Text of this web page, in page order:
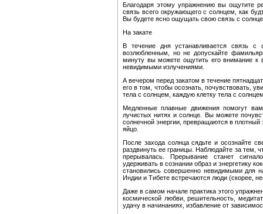
Благодаря этому упражнению вы ощутите
связь всего окружающего с солнцем, как
Вы будете ясно ощущать свою связь с
На закате
В течение дня устанавливается связь
возлюбленным, но не допускайте
минуту вы можете ощутить его внимание к
невидимыми излучениями.
А вечером перед закатом в течение
его в том, чтобы осознать, почувствовать,
тела с солнцем, каждую клетку тела с
Медленные плавные движения помогут
лучистых нитях и солнце. Вы можете
солнечной энергии, превращаются в
яйцо.
После захода солнца сядьте и осознайте
раздвинуть ее границы. Наблюдайте за тем,
прерывалась. Прерывание станет
удерживать в сознании образ и энергетику
становились совершенно невидимыми для
Индии и Тибете встречаются люди (скорее,
Даже в самом начале практика этого
космической любви, решительность,
удачу в начинаниях, избавление от